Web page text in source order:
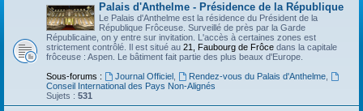
Palais d'Anthelme - Présidence de la République
Le Palais d'Anthelme est la résidence du Président de la
République Frôceuse. Surveillé de près par la Garde
Républicaine, on y entre sur invitation. L'accès à certaines zones est
strictement contrôlé. Il est situé au 21, Faubourg de Frôce dans la capitale
frôceuse : Aspen. Le bâtiment fait partie des plus beaux d'Europe.
Sous-forums :
Journal Officiel, Rendez-vous du Palais d'Anthelme,
Conseil International des Pays Non-Alignés
Sujets : 531